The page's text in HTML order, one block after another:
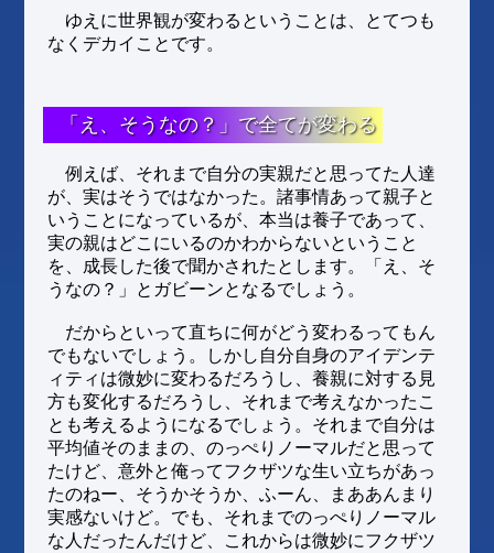
ゆえに世界観が変わるということは、とてつも
なくデカイことです。
「え、そうなの？」で全てが変わる
例えば、それまで自分の実親だと思ってた人達
が、実はそうではなかった。諸事情あって親子と
いうことになっているが、本当は養子であって、
実の親はどこにいるのかわからないということ
を、成長した後で聞かされたとします。「え、そ
うなの？」とガビーンとなるでしょう。
だからといって直ちに何がどう変わるってもん
でもないでしょう。しかし自分自身のアイデンテ
ィティは微妙に変わるだろうし、養親に対する見
方も変化するだろうし、それまで考えなかったこ
とも考えるようになるでしょう。それまで自分は
平均値そのままの、のっぺりノーマルだと思って
たけど、意外と俺ってフクザツな生い立ちがあっ
たのねー、そうかそうか、ふーん、まああんまり
実感ないけど。でも、それまでのっぺりノーマル
な人だったんだけど、これからは微妙にフクザツ